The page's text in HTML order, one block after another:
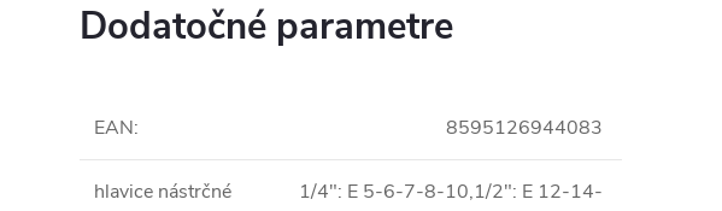
Dodatočné parametre
EAN: 8595126944083
hlavice nástrčné
1/4": E 5-6-7-8-10,1/2": E 12-14-